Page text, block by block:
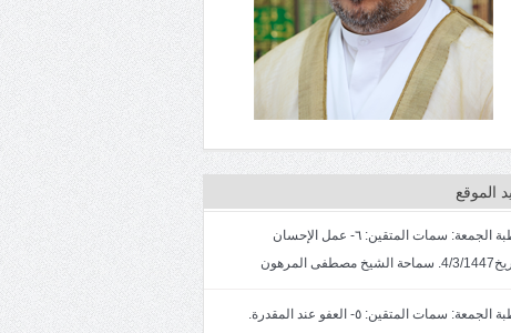
الموقع
خطبة الجمعة: سمات المتقين: ٦- عمل الإحسان
مصطفى المرهون
خطبة الجمعة: سمات المتقين: ٥- العفو عند المقدرة.